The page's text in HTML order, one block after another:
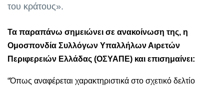
του κράτους».
Τα παραπάνω σημειώνει σε ανακοίνωση της, η
Ομοσπονδία Συλλόγων Υπαλλήλων Αιρετών
Περιφερειών Ελλάδας (ΟΣΥΑΠΕ) και επισημαίνει:
“Όπως αναφέρεται χαρακτηριστικά στο σχετικό δελτίο